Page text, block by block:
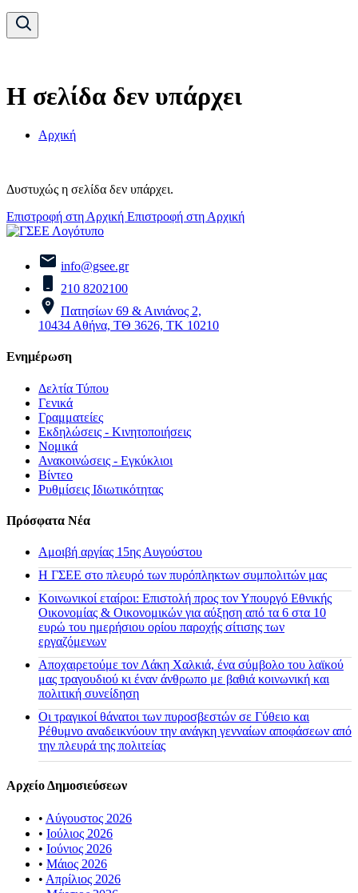
Η σελίδα δεν υπάρχει
Αρχική
Δυστυχώς η σελίδα δεν υπάρχει.
Επιστροφή στη Αρχική Επιστροφή στη Αρχική
info@gsee.gr
210 8202100
Πατησίων 69 & Αινιάνος 2,
10434 Αθήνα, ΤΘ 3626, ΤΚ 10210
Ενημέρωση
Δελτία Τύπου
Γενικά
Γραμματείες
Εκδηλώσεις - Κινητοποιήσεις
Νομικά
Ανακοινώσεις - Εγκύκλιοι
Βίντεο
Ρυθμίσεις Ιδιωτικότητας
Πρόσφατα Νέα
Αμοιβή αργίας 15ης Αυγούστου
H ΓΣΕΕ στο πλευρό των πυρόπληκτων συμπολιτών μας
Κοινωνικοί εταίροι: Επιστολή προς τον Υπουργό Εθνικής
Οικονομίας & Οικονομικών για αύξηση από τα 6 στα 10
ευρώ του ημερήσιου ορίου παροχής σίτισης των
εργαζόμενων
Αποχαιρετούμε τον Λάκη Χαλκιά, ένα σύμβολο του λαϊκού
μας τραγουδιού κι έναν άνθρωπο με βαθιά κοινωνική και
πολιτική συνείδηση
Οι τραγικοί θάνατοι των πυροσβεστών σε Γύθειο και
Ρέθυμνο αναδεικνύουν την ανάγκη γενναίων αποφάσεων από
την πλευρά της πολιτείας
Αρχείο Δημοσιεύσεων
• Αύγουστος 2026
• Ιούλιος 2026
• Ιούνιος 2026
• Μάιος 2026
• Απρίλιος 2026